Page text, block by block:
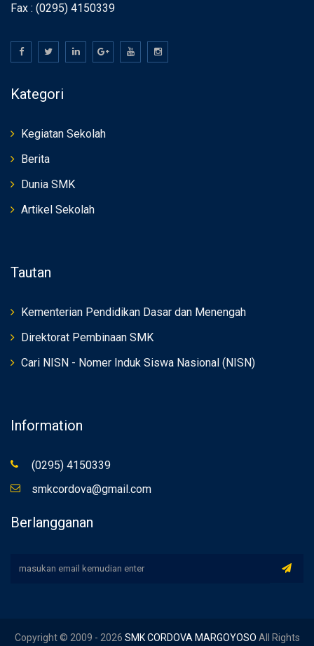
Fax : (0295) 4150339
Kategori
Kegiatan Sekolah
Berita
Dunia SMK
Artikel Sekolah
Tautan
Kementerian Pendidikan Dasar dan Menengah
Direktorat Pembinaan SMK
Cari NISN - Nomer Induk Siswa Nasional (NISN)
Information
(0295) 4150339
smkcordova@gmail.com
Berlangganan
Copyright © 2009 - 2026 SMK CORDOVA MARGOYOSO All Rights